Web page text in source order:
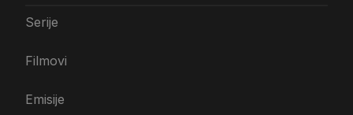
Serije
Filmovi
Emisije